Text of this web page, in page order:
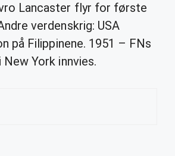
Lancaster flyr for første
verdenskrig: USA
på Filippinene. 1951 – FNs
York innvies.